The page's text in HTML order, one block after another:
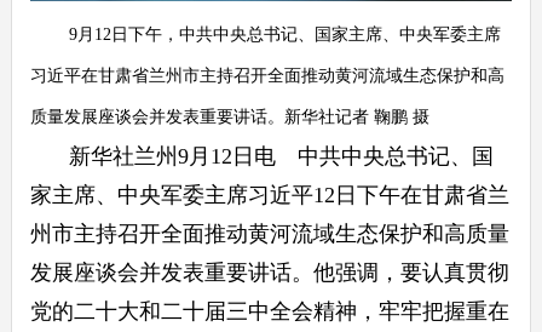
9月12日下午，中共中央总书记、国家主席、中央军委主席
习近平在甘肃省兰州市主持召开全面推动黄河流域生态保护和高
质量发展座谈会并发表重要讲话。新华社记者 鞠鹏 摄
新华社兰州9月12日电 中共中央总书记、国
家主席、中央军委主席习近平12日下午在甘肃省兰
州市主持召开全面推动黄河流域生态保护和高质量
发展座谈会并发表重要讲话。他强调，要认真贯彻
党的二十大和二十届三中全会精神，牢牢把握重在